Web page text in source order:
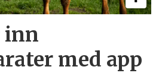
inn
med app